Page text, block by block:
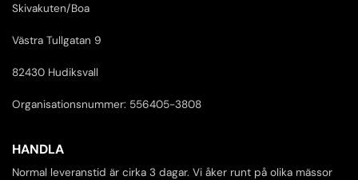
Skivakuten/Boa
Västra Tullgatan 9
82430 Hudiksvall
Organisationsnummer: 556405-3808
HANDLA
Normal leveranstid är cirka 3 dagar. Vi åker runt på olika mässor